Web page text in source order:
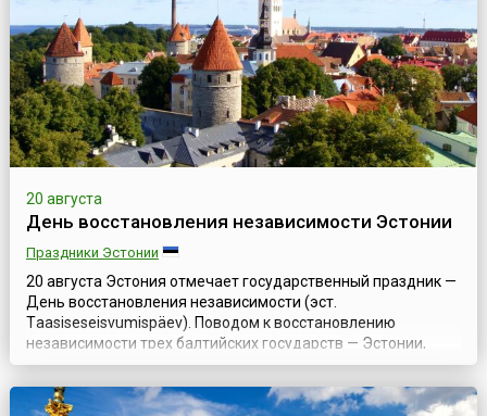
народа был поднят трехцветный ...
20 августа
День восстановления независимости Эстонии
Праздники Эстонии
20 августа Эстония отмечает государственный праздник —
День восстановления независимости (эст.
Тaasiseseisvumispäev). Поводом к восстановлению
независимости трех балтийских государств — Эстонии,
Латвии и Литвы, входивших с 1940 года в состав СССР,
послужили события в августе 1991 года, когда в Советском
Союзе произошла попытка государственного